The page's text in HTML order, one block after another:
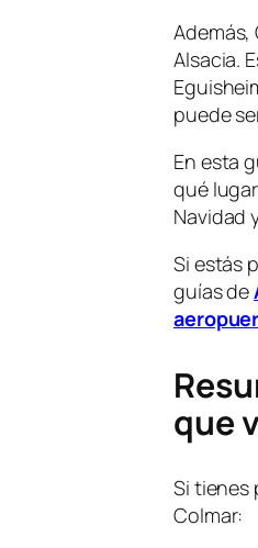
Además,
Alsacia.
puede
En esta
qué
Navidad
Si estás
guías de
que
Si tienes
Colmar: